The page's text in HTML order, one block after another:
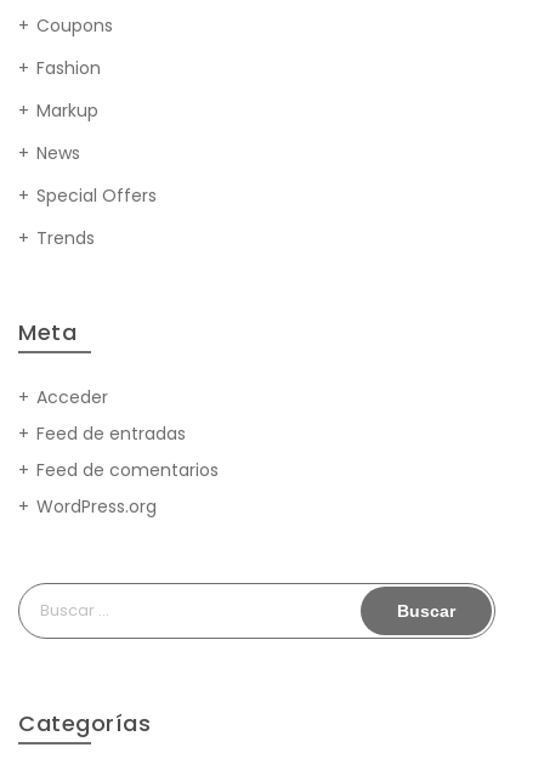
Coupons
Fashion
Markup
News
Special Offers
Trends
Meta
Acceder
Feed de entradas
Feed de comentarios
WordPress.org
Buscar:
Categorías